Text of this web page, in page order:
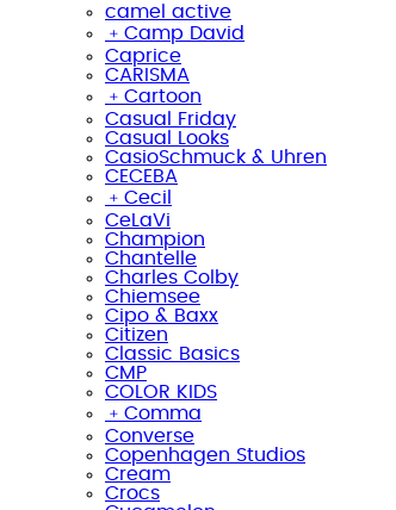
camel active
﹢ Camp David
Caprice
CARISMA
﹢ Cartoon
Casual Friday
Casual Looks
CasioSchmuck & Uhren
CECEBA
﹢ Cecil
CeLaVi
Champion
Chantelle
Charles Colby
Chiemsee
Cipo & Baxx
Citizen
Classic Basics
CMP
COLOR KIDS
﹢ Comma
Converse
Copenhagen Studios
Cream
Crocs